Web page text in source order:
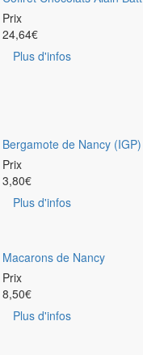
Prix
24,64€
Plus d'infos
Bergamote de Nancy (IGP)
Prix
3,80€
Plus d'infos
Macarons de Nancy
Prix
8,50€
Plus d'infos